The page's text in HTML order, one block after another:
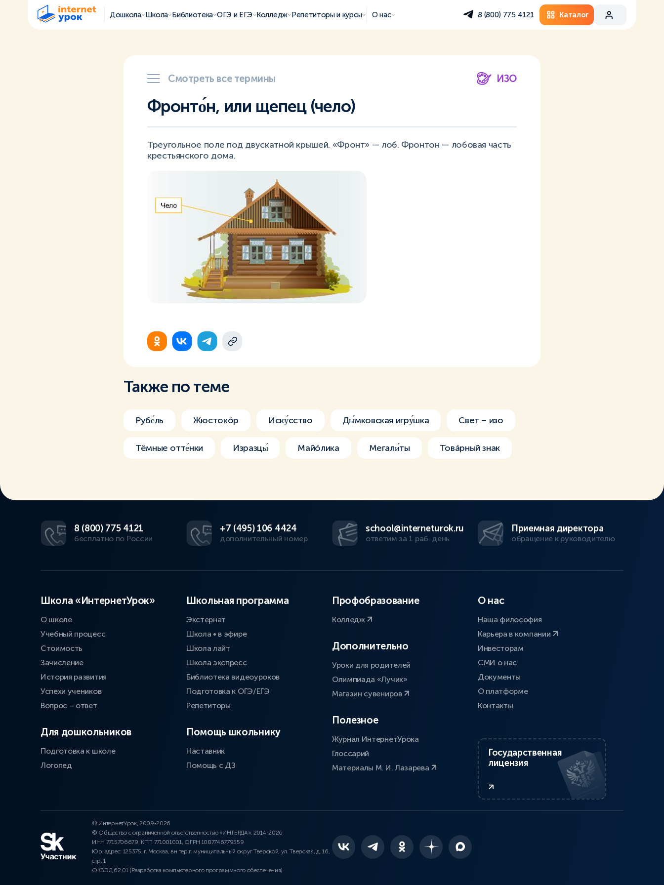
Дошкола Школа Библиотека ОГЭ и ЕГЭ Колледж Репетиторы и курсы О нас 8 (800) 775 4121 Каталог
Смотреть все термины ИЗО
Фронто́н, или щепец (чело)
Треугольное поле под двускатной крышей. «Фронт» — лоб. Фронтон — лобовая часть
крестьянского дома.
Также по теме
Рубе́ль Жюстокóр Иску́сство Ды́мковская игру́шка Свет – изо
Тёмные отте́нки Изразцы́ Майóлика Мегали́ты Товáрный знак
8 (800) 775 4121
бесплатно по России
+7 (495) 106 4424
дополнительный номер
school@interneturok.ru
ответим за 1 раб. день
Приемная директора
обращение к руководителю
Школа «ИнтернетУрок»
О школе
Учебный процесс
Стоимость
Зачисление
История развития
Успехи учеников
Вопрос – ответ
Для дошкольников
Подготовка к школе
Логопед
Школьная программа
Экстернат
Школа • в эфире
Школа лайт
Школа экспресс
Библиотека видеоуроков
Подготовка к ОГЭ/ЕГЭ
Репетиторы
Помощь школьнику
Наставник
Помощь с ДЗ
Профобразование
Колледж
Дополнительно
Уроки для родителей
Олимпиада «Лучик»
Магазин сувениров
Полезное
Журнал ИнтернетУрока
Глоссарий
Материалы М. И. Лазарева
О нас
Наша философия
Карьера в компании
Инвесторам
СМИ о нас
Документы
О платформе
Контакты
Государственная
лицензия
© ИнтернетУрок, 2009-2026
© Общество с ограниченной ответственностью «ИНТЕРДА», 2014-2026
ИНН 7715706679, КПП 771001001, ОГРН 1087746779559
Юр. адрес: 125375, г. Москва, вн.тер.г. муниципальный округ Тверской, ул. Тверская, д. 16,
стр. 1
ОКВЭД 62.01 (Разработка компьютерного программного обеспечения)